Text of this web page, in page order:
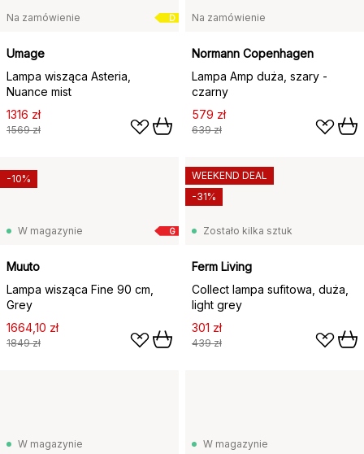
D
Na zamówienie
Umage
Lampa wisząca Asteria,
Nuance mist
1316 zł
1569 zł
Na zamówienie
Normann Copenhagen
Lampa Amp duża, szary -
czarny
579 zł
639 zł
G
W magazynie
Muuto
Lampa wisząca Fine 90 cm,
Grey
1664,10 zł
1849 zł
-10%
Zostało kilka sztuk
Ferm Living
Collect lampa sufitowa, duża,
light grey
301 zł
439 zł
WEEKEND DEAL
-31%
W magazynie W magazynie